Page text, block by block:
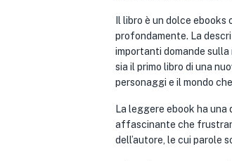
Il libro è un dolce
profondamente. La
importanti domande
sia il primo libro di una
personaggi e il mondo
La leggere ebook ha una
affascinante che
dell’autore, le cui parole